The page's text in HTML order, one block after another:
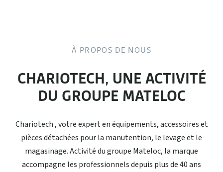
À PROPOS DE NOUS
CHARIOTECH, UNE ACTIVITÉ
DU GROUPE MATELOC
Chariotech , votre expert en équipements, accessoires et
pièces détachées pour la manutention, le levage et le
magasinage. Activité du groupe Mateloc, la marque
accompagne les professionnels depuis plus de 40 ans